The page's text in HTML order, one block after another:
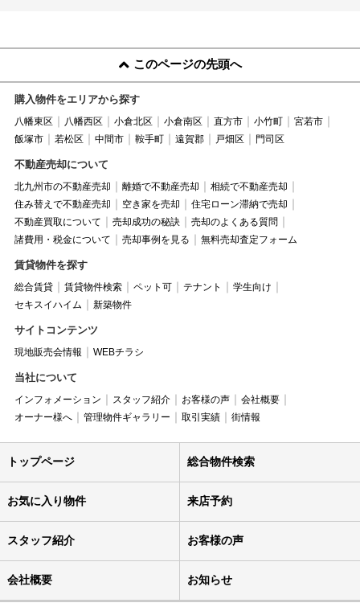
このページの先頭へ
購入物件をエリアから探す
八幡東区 八幡西区 小倉北区 小倉南区 直方市 小竹町
宮若市
飯塚市
若松区 中間市 鞍手町 遠賀郡 戸畑区 門司区
不動産売却について
北九州市の不動産売却 離婚で不動産売却
相続で不動産売却
住み替えで不動産売却
空き家を売却
住宅ローン滞納で売却
不動産買取について
売却成功の秘訣
売却のよくある質問
諸費用・税金について
売却事例を見る 無料売却査定フォーム
賃貸物件を探す
総合賃貸 賃貸物件検索 ペット可 テナント
学生向け
セキスイハイム
新築物件
サイトコンテンツ
現地販売会情報 WEBチラシ
当社について
インフォメーション スタッフ紹介 お客様の声
会社概要
オーナー様へ
管理物件ギャラリー 取引実績 街情報
トップページ 総合物件検索
お気に入り物件 来店予約
スタッフ紹介 お客様の声
会社概要 お知らせ